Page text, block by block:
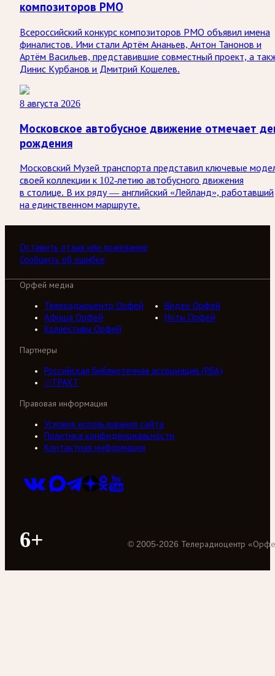
композиторов РМО
Всероссийский конкурс композиторов РМО объявил имена
финалистов. Ими стали Артём Ананьев, Антон Танонов и
Артём Васильев, представившие совместный проект, а
Динис Курбанов и Дмитрий Кошелев.
8 августа 2026
Московское автобусное движение отмечает
рождения
Московский Музей транспорта представил ключевые
своей коллекции к 102-летию автобусного движения
в столице. В их ряду — английский «Лейланд», работавший
на единственном маршруте.
Оставить отзыв или пожелание
Сообщить об ошибке
Орфей медиа
Телерадиоцентр Орфей
Видео Орфей
Афиша Орфей
Ноты Орфей
Коллективы Орфей
Партнеры
Российская библиотечная ассоциация (РБА)
///ТРАКТ
Правовая информация
Условия использования сайта
Политика конфиденциальности
Контактная информация
6+ © 2005-2026 Телерадиоцентр